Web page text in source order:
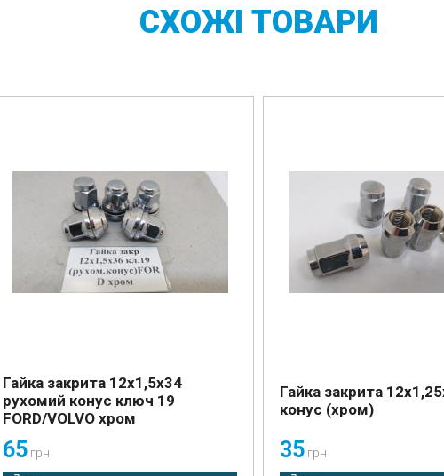
СХОЖІ ТОВАРИ
Гайка закрита 12х1,5х34
рухомий конус ключ 19
FORD/VOLVO хром
65грн
Гайка закрита
конус (хром)
35 грн